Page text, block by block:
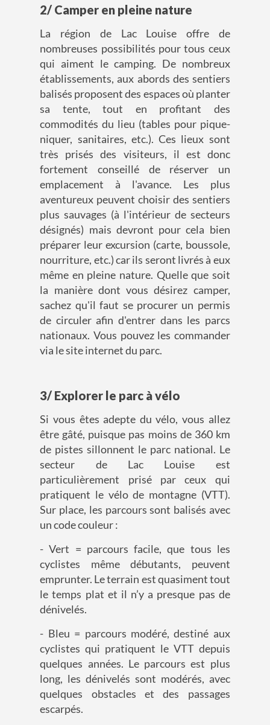
2/ Camper en pleine nature
La région de Lac Louise offre de
nombreuses possibilités pour tous ceux
qui aiment le camping. De nombreux
établissements, aux abords des sentiers
balisés proposent des espaces où planter
sa tente, tout en profitant des
commodités du lieu (tables pour pique-
niquer, sanitaires, etc.). Ces lieux sont
très prisés des visiteurs, il est donc
fortement conseillé de réserver un
emplacement à l'avance. Les plus
aventureux peuvent choisir des sentiers
plus sauvages (à l'intérieur de secteurs
désignés) mais devront pour cela bien
préparer leur excursion (carte, boussole,
nourriture, etc.) car ils seront livrés à eux
même en pleine nature. Quelle que soit
la manière dont vous désirez camper,
sachez qu'il faut se procurer un permis
de circuler afin d'entrer dans les parcs
nationaux. Vous pouvez les commander
via le site internet du parc.
3/ Explorer le parc à vélo
Si vous êtes adepte du vélo, vous allez
être gâté, puisque pas moins de 360 km
de pistes sillonnent le parc national. Le
secteur de Lac Louise est
particulièrement prisé par ceux qui
pratiquent le vélo de montagne (VTT).
Sur place, les parcours sont balisés avec
un code couleur :
- Vert = parcours facile, que tous les
cyclistes même débutants, peuvent
emprunter. Le terrain est quasiment tout
le temps plat et il n’y a presque pas de
dénivelés.
- Bleu = parcours modéré, destiné aux
cyclistes qui pratiquent le VTT depuis
quelques années. Le parcours est plus
long, les dénivelés sont modérés, avec
quelques obstacles et des passages
escarpés.